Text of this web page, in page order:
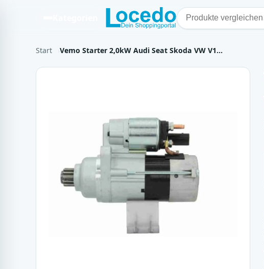
Start Vemo Starter 2,0kW Audi Seat Skoda VW V1…